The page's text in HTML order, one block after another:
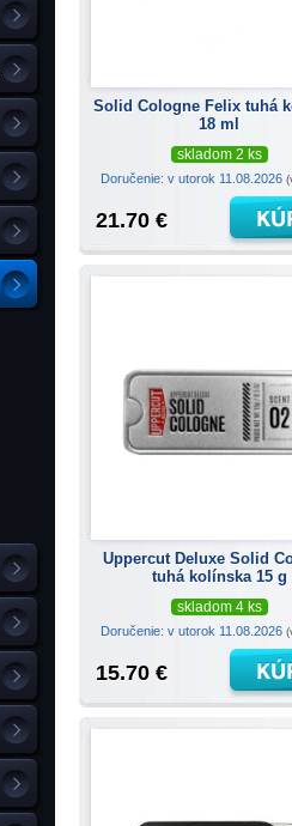
Solid Cologne Felix tuhá
18 ml
skladom 2 ks
Doručenie: v utorok 11.08.2026
21.70 €
Uppercut Deluxe Solid
tuhá kolínska 15 g
skladom 4 ks
Doručenie: v utorok 11.08.2026
15.70 €